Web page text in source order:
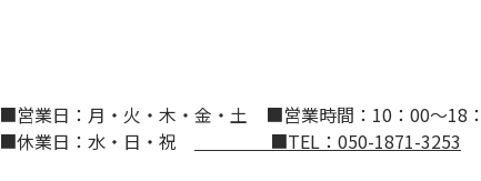
■営業日：月・火・木・金・土 ■営業時間：10：00～18
■休業日：水・日・祝
■TEL：050-1871-3253